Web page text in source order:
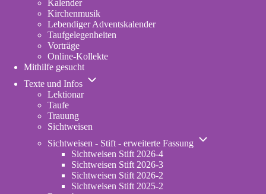
Kalender
Kirchenmusik
Lebendiger Adventskalender
Taufgelegenheiten
Vorträge
Online-Kollekte
Mithilfe gesucht
Texte und Infos
Unternavigation
Lektionar
Taufe
Trauung
Sichtweisen
Sichtweisen - Stift - erweiterte Fassung
Unternavigation
Sichtweisen Stift 2026-4
Sichtweisen Stift 2026-3
Sichtweisen Stift 2026-2
Sichtweisen Stift 2025-2